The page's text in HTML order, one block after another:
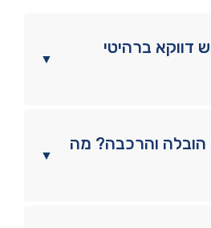
▼
דווקא ברהיטי
▼
הובלה והרכבה? מה